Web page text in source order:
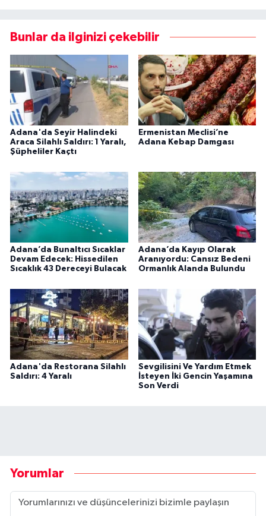
Bunlar da ilginizi çekebilir
Adana'da Seyir Halindeki
Araca Silahlı Saldırı: 1 Yaralı,
Şüpheliler Kaçtı
Ermenistan Meclisi’ne
Adana Kebap Damgası
Adana’da Bunaltıcı Sıcaklar
Devam Edecek: Hissedilen
Sıcaklık 43 Dereceyi Bulacak
Adana’da Kayıp Olarak
Aranıyordu: Cansız Bedeni
Ormanlık Alanda Bulundu
Adana'da Restorana Silahlı
Saldırı: 4 Yaralı
Sevgilisini Ve Yardım Etmek
İsteyen İki Gencin Yaşamına
Son Verdi
Yorumlar